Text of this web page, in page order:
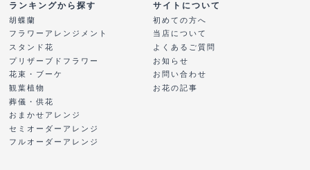
ランキングから探す
胡蝶蘭
フラワーアレンジメント
スタンド花
プリザーブドフラワー
花束・ブーケ
観葉植物
葬儀・供花
おまかせアレンジ
セミオーダーアレンジ
フルオーダーアレンジ
サイトについて
初めての方へ
当店について
よくあるご質問
お知らせ
お問い合わせ
お花の記事